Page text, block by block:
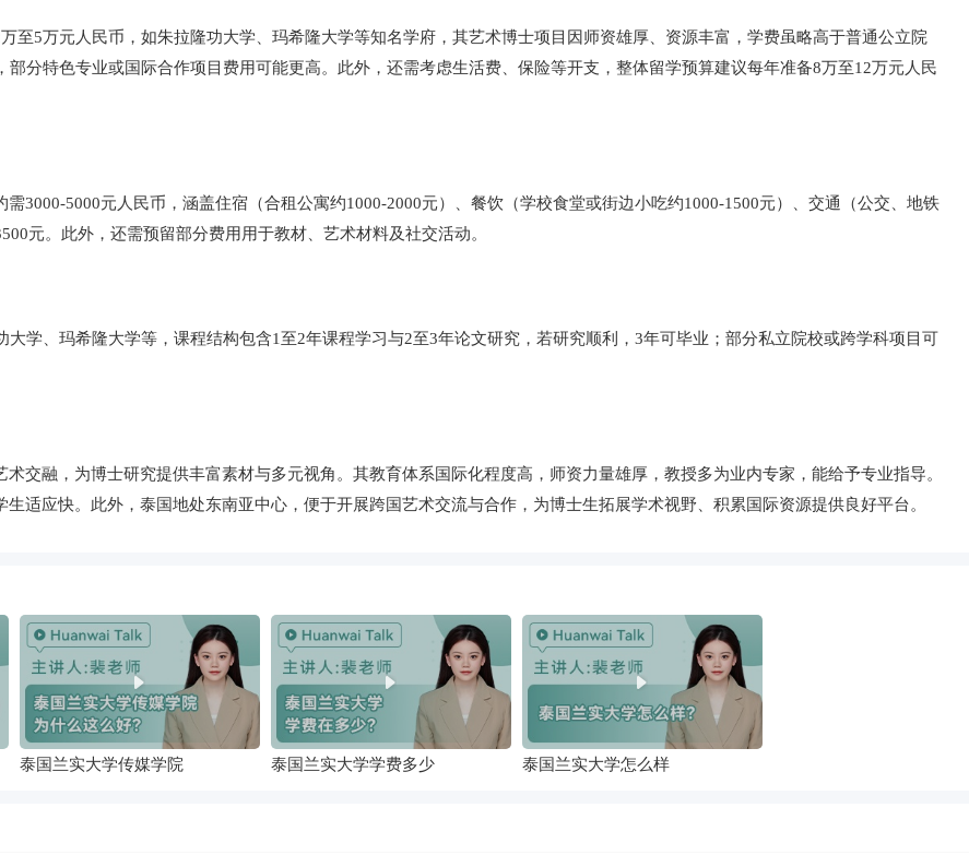
至5万元人民币，如朱拉隆功大学、玛希隆大学等知名学府，其艺术博士项目因师资雄厚、资源丰富，学费虽略高于普通公立院
分特色专业或国际合作项目费用可能更高。此外，还需考虑生活费、保险等开支，整体留学预算建议每年准备8万至12万元人民
3000-5000元人民币，涵盖住宿（合租公寓约1000-2000元）、餐饮（学校食堂或街边小吃约1000-1500元）、交通（公交、地铁
元。此外，还需预留部分费用用于教材、艺术材料及社交活动。
学、玛希隆大学等，课程结构包含1至2年课程学习与2至3年论文研究，若研究顺利，3年可毕业；部分私立院校或跨学科项目可
交融，为博士研究提供丰富素材与多元视角。其教育体系国际化程度高，师资力量雄厚，教授多为业内专家，能给予专业指导。
适应快。此外，泰国地处东南亚中心，便于开展跨国艺术交流与合作，为博士生拓展学术视野、积累国际资源提供良好平台。
泰国兰实大学传媒学院 泰国兰实大学学费多少 泰国兰实大学怎么样